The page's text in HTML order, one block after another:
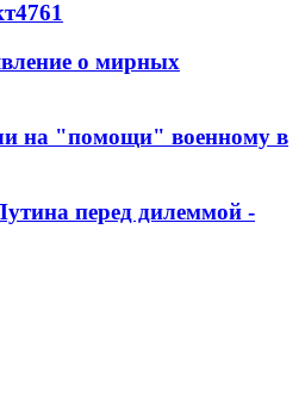
4761
о мирных
на "помощи" военному в
перед дилеммой -